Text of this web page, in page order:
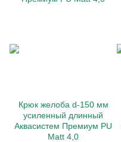
Крюк желоба d-150 мм
усиленный длинный
Аквасистем Премиум PU
Matt 4,0